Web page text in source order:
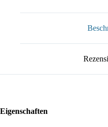
Eigenschaften